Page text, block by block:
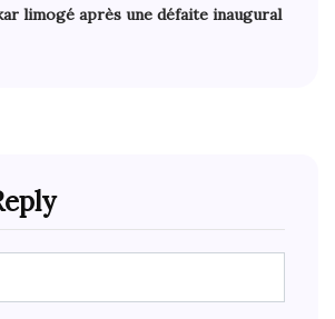
limogé après une défaite inaugural